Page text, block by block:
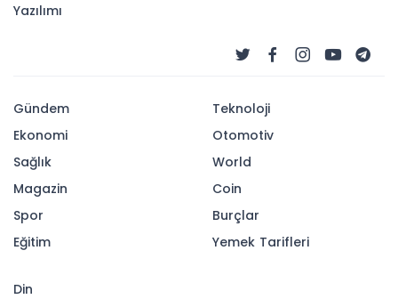
Yazılımı
Gündem
Ekonomi
Sağlık
Magazin
Spor
Eğitim
Teknoloji
Otomotiv
World
Coin
Burçlar
Yemek Tarifleri
Din